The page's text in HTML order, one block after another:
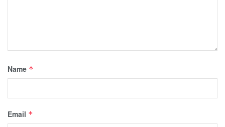
Name *
Email *